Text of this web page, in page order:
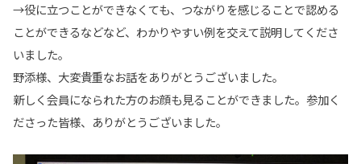
→役に立つことができなくても、つながりを感じることで認める
ことができるなどなど、わかりやすい例を交えて説明してくださ
いました。
野添様、大変貴重なお話をありがとうございました。
新しく会員になられた方のお顔も見ることができました。参加く
ださった皆様、ありがとうございました。